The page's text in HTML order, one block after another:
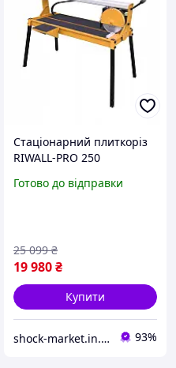
Стаціонарний плиткоріз
RIWALL-PRO 250
водяним охолодженням
Готово до відправки
19 980₴
25 099 ₴
Купити
shock-market.in.ua 93%